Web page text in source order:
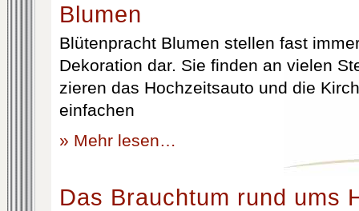
Blumen
Blütenpracht Blumen stellen fast
Dekoration dar. Sie finden an vielen
zieren das Hochzeitsauto und die
einfachen
» Mehr lesen…
Das Brauchtum rund ums